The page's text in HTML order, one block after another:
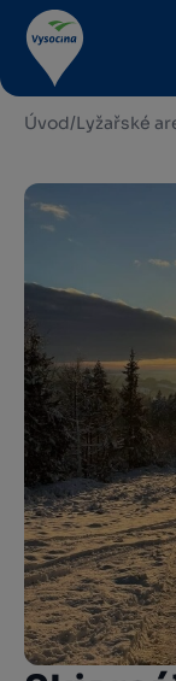
Úvod/Lyžařské